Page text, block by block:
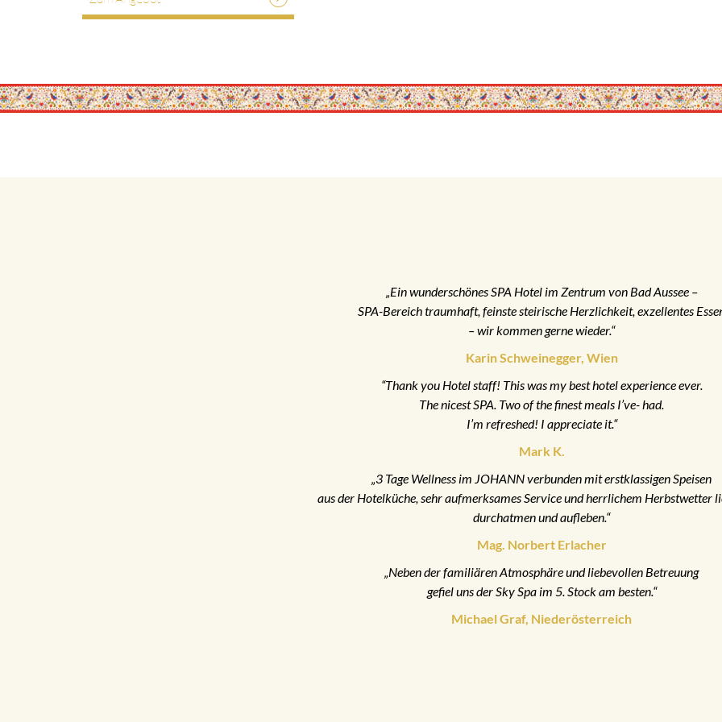
„Ein wunderschönes SPA Hotel im Zentrum von Bad Aussee –
SPA-Bereich traumhaft, feinste steirische Herzlichkeit, exzellentes
– wir kommen gerne wieder.“
Karin Schweinegger, Wien
“Thank you Hotel staff! This was my best hotel experience ever.
The nicest SPA. Two of the finest meals I’ve- had.
I’m refreshed! I appreciate it.“
Mark K.
„3 Tage Wellness im JOHANN verbunden mit erstklassigen Speisen
aus der Hotelküche, sehr aufmerksames Service und herrlichem Herbstwetter
durchatmen und aufleben.“
Mag. Norbert Erlacher
„Neben der familiären Atmosphäre und liebevollen Betreuung
gefiel uns der Sky Spa im 5. Stock am besten.“
Michael Graf, Niederösterreich